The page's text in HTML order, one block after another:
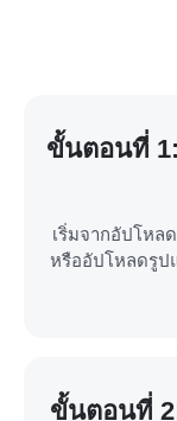
ขั้นตอนที่
เริ่มจากอัปโหล
หรืออัปโหลดรูป
ขั้นตอนที่